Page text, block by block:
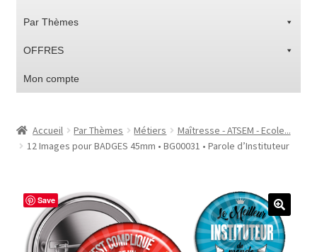
Par Thèmes
OFFRES
Mon compte
#1298 (pas de titre)
#5610 (pas de titre)
Accueil Par Thèmes Métiers
Maîtresse - ATSEM - Ecole...
12 Images pour BADGES 45mm • BG00031 • Parole d’Instituteur
Save